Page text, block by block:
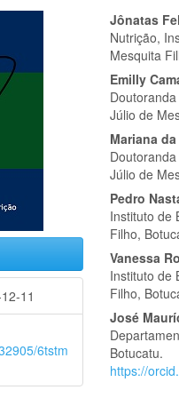
11
6tstm
do
artigo
Jônatas
Nutrição,
Mesquita
Emilly
Júlio de
Mariana
Júlio de
Pedro
Instituto de
Filho,
Vanessa
Instituto de
Filho,
José
Botucatu.
https://